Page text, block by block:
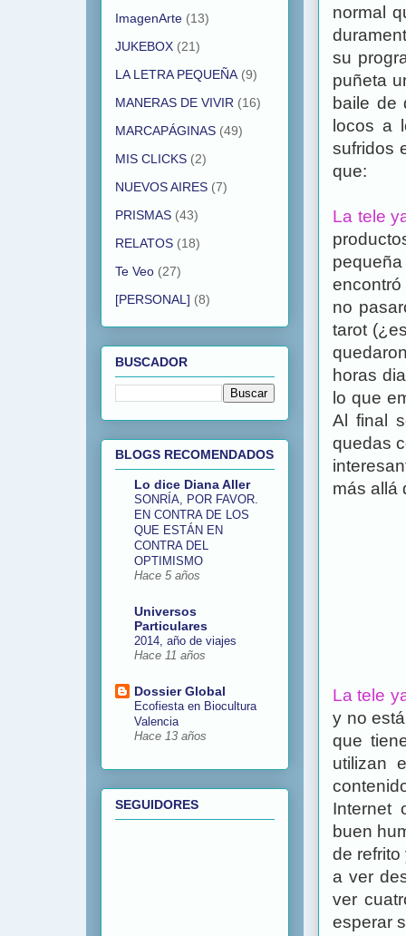
normal
su
puñeta
baile
locos a
sufridos
que:
La tele
no
tarot
horas
lo que
Al final
quedas
más allá
La tele
y no
que
utilizan
Internet
buen
de
a ver
ver
esperar
ImagenArte (13)
JUKEBOX (21)
LA LETRA PEQUEÑA (9)
MANERAS DE VIVIR (16)
MARCAPÁGINAS (49)
MIS CLICKS (2)
NUEVOS AIRES (7)
PRISMAS (43)
RELATOS (18)
Te Veo (27)
[PERSONAL] (8)
BUSCADOR
BLOGS RECOMENDADOS
Lo dice Diana Aller
SONRÍA, POR FAVOR.
EN CONTRA DE LOS
QUE ESTÁN EN
CONTRA DEL
OPTIMISMO
Hace 5 años
Universos
Particulares
2014, año de viajes
Hace 11 años
Dossier Global
Ecofiesta en Biocultura
Valencia
Hace 13 años
SEGUIDORES